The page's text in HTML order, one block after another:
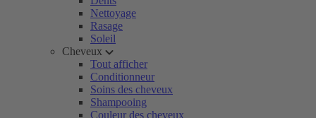
Nettoyage
Rasage
Soleil
Cheveux
Tout afficher
Conditionneur
Soins des cheveux
Shampooing
Couleur des cheveux